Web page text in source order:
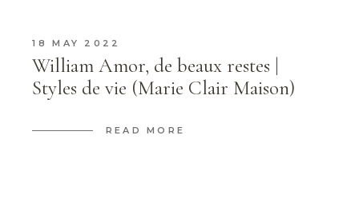
18 MAY 2022
William Amor, de beaux restes |
Styles de vie (Marie Clair Maison)
READ MORE